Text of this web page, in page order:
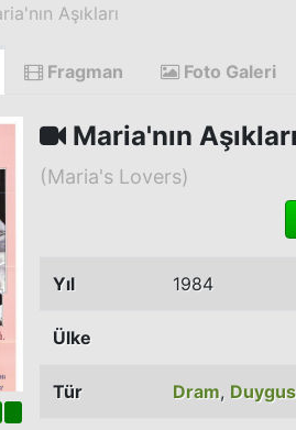
Aşıkları
Fragman Foto Galeri
Maria'nın
(Maria's Lovers)
Yıl 1984
Ülke
Tür Dram,